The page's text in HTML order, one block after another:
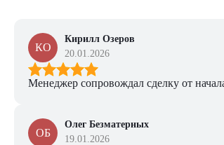
КО
Кирилл Озеров
20.01.2026
Менеджер сопровождал сделку от
ОБ
Олег Безматерных
19.01.2026